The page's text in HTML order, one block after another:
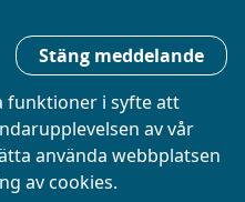
Stäng meddelande
funktioner i syfte att
av vår
använda webbplatsen
av cookies.